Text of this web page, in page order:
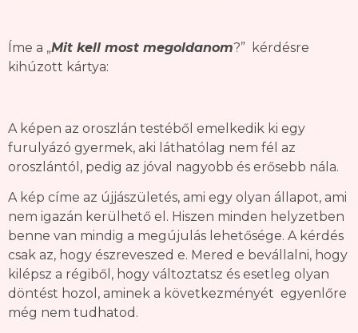
Íme a „Mit kell most megoldanom?” kérdésre
kihúzott kártya:
A képen az oroszlán testéből emelkedik ki egy
furulyázó gyermek, aki láthatólag nem fél az
oroszlántól, pedig az jóval nagyobb és erősebb nála.
A kép címe az újjászületés, ami egy olyan állapot, ami
nem igazán kerülhető el. Hiszen minden helyzetben
benne van mindig a megújulás lehetősége. A kérdés
csak az, hogy észreveszed e. Mered e bevállalni, hogy
kilépsz a régiből, hogy változtatsz és esetleg olyan
döntést hozol, aminek a következményét egyenlőre
még nem tudhatod.